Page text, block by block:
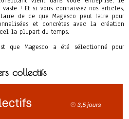
! Et si vous connaissez nos articles,
de ce que Magesco peut faire pour
et concrètes avec la création
la plupart du temps.
que Magesco a été sélectionné pour
collectifs